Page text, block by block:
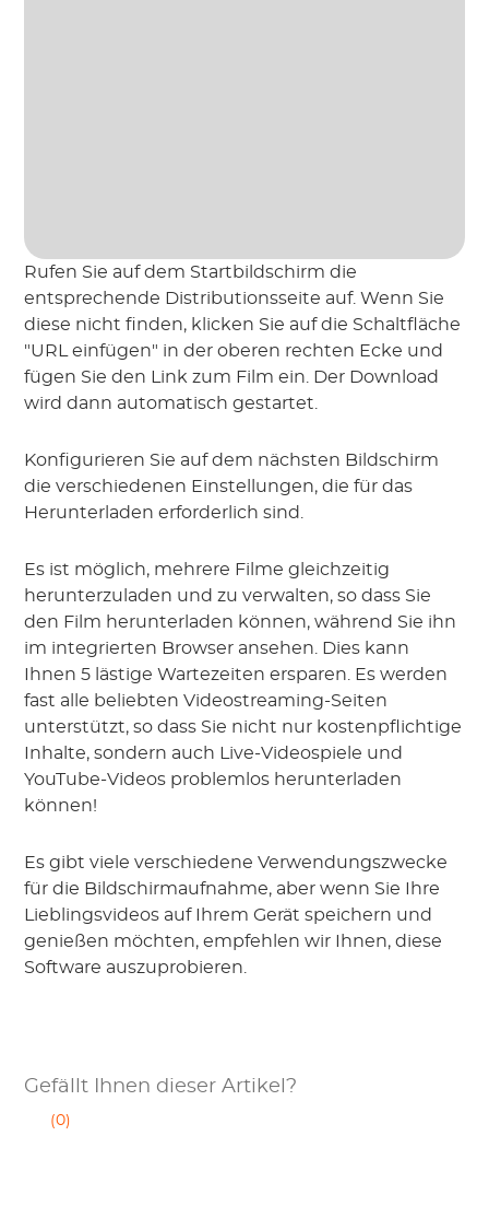
Rufen Sie auf dem Startbildschirm die
entsprechende Distributionsseite auf. Wenn Sie
diese nicht finden, klicken Sie auf die Schaltfläche
"URL einfügen" in der oberen rechten Ecke und
fügen Sie den Link zum Film ein. Der Download
wird dann automatisch gestartet.
Konfigurieren Sie auf dem nächsten Bildschirm
die verschiedenen Einstellungen, die für das
Herunterladen erforderlich sind.
Es ist möglich, mehrere Filme gleichzeitig
herunterzuladen und zu verwalten, so dass Sie
den Film herunterladen können, während Sie ihn
im integrierten Browser ansehen. Dies kann
Ihnen 5 lästige Wartezeiten ersparen. Es werden
fast alle beliebten Videostreaming-Seiten
unterstützt, so dass Sie nicht nur kostenpflichtige
Inhalte, sondern auch Live-Videospiele und
YouTube-Videos problemlos herunterladen
können!
Es gibt viele verschiedene Verwendungszwecke
für die Bildschirmaufnahme, aber wenn Sie Ihre
Lieblingsvideos auf Ihrem Gerät speichern und
genießen möchten, empfehlen wir Ihnen, diese
Software auszuprobieren.
Gefällt Ihnen dieser Artikel?
(0)